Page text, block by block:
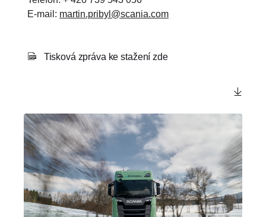
E-mail: martin.pribyl@scania.com
Tisková zpráva ke stažení zde